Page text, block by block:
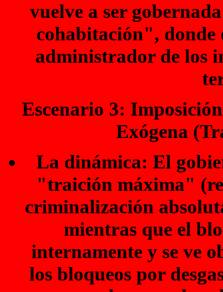
vuelve a ser
cohabitación", donde
administrador de los
Escenario 3:
Exógena
La dinámica: El
"traición máxima"
criminalización
mientras que el
internamente y se ve
los bloqueos por